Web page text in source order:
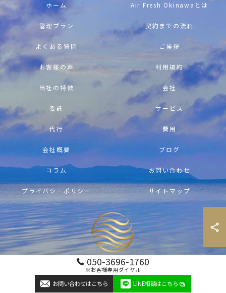
050-3696-1760
※お客様専用ダイヤル
お問い合わせはこちら LINE相談はこちら
ホーム Air Fresh Okinawaとは
管理プラン 契約までの流れ
よくある質問 ご挨拶
お客様の声 利用規約
当社の特徴 会社
委託 サービス
代行 費用
会社概要 ブログ
コラム お問い合わせ
プライバシーポリシー サイトマップ
© 2026 沖縄の別荘管理ならAir Fresh Okinawa ALL RIGHTS RESERVED.